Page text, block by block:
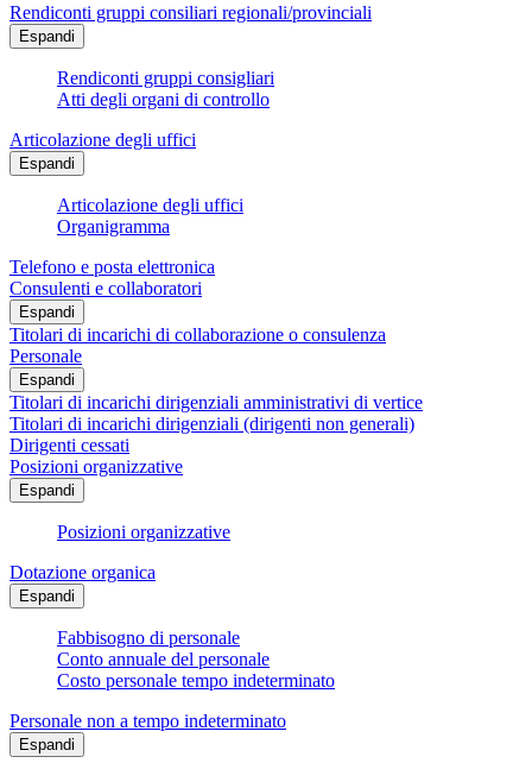
Rendiconti gruppi consiliari regionali/provinciali
Espandi
Rendiconti gruppi consigliari
Atti degli organi di controllo
Articolazione degli uffici
Espandi
Articolazione degli uffici
Organigramma
Telefono e posta elettronica
Consulenti e collaboratori
Espandi
Titolari di incarichi di collaborazione o consulenza
Personale
Espandi
Titolari di incarichi dirigenziali amministrativi di vertice
Titolari di incarichi dirigenziali (dirigenti non generali)
Dirigenti cessati
Posizioni organizzative
Espandi
Posizioni organizzative
Dotazione organica
Espandi
Fabbisogno di personale
Conto annuale del personale
Costo personale tempo indeterminato
Personale non a tempo indeterminato
Espandi